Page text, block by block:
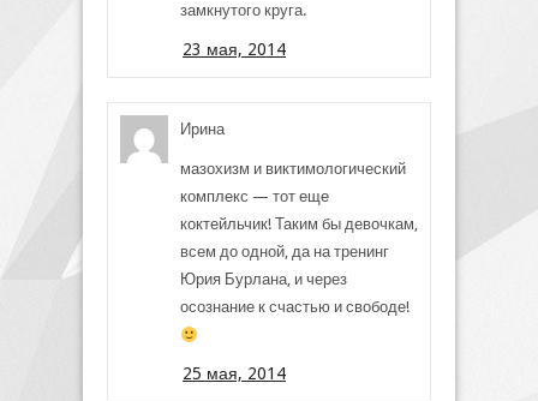
замкнутого круга.
23 мая, 2014
Ирина
мазохизм и виктимологический
комплекс — тот еще
коктейльчик! Таким бы девочкам,
всем до одной, да на тренинг
Юрия Бурлана, и через
осознание к счастью и свободе!
25 мая, 2014